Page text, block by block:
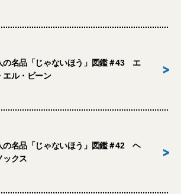
の名品「じゃないほう」図鑑＃43 エ
エル・ビーン
>
の名品「じゃないほう」図鑑＃42 ヘ
ックス
>